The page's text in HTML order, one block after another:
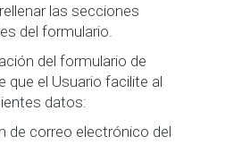
las secciones
del formulario.
del formulario de
que el Usuario facilite al
datos:
de correo electrónico del